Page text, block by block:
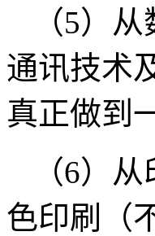
（5）
通讯技术
真正做到
（6）
色印刷（